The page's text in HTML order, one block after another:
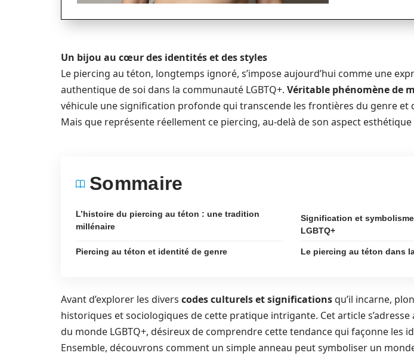
Un bijou au cœur des identités et des styles
Le piercing au téton, longtemps ignoré, s’impose aujourd’hui comme une
authentique de soi dans la communauté LGBTQ+. Véritable phénomène de
véhicule une signification profonde qui transcende les frontières du genre et
Mais que représente réellement ce piercing, au-delà de son aspect esthétique
Sommaire
L’histoire du piercing au téton : une tradition
millénaire
Signification et
LGBTQ+
Piercing au téton et identité de genre Le piercing au téton dans
Avant d’explorer les divers codes culturels et significationsqu’il incarne,
historiques et sociologiques de cette pratique intrigante. Cet article
du monde LGBTQ+, désireux de comprendre cette tendance qui façonne les
Ensemble, découvrons comment un simple anneau peut symboliser un